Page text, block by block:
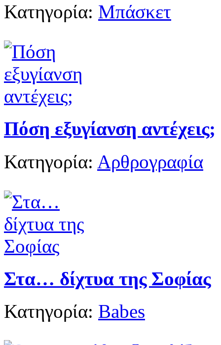
Κατηγορία: Μπάσκετ
Πόση εξυγίανση αντέχεις;
Κατηγορία: Αρθρογραφία
Στα… δίχτυα της Σοφίας
Κατηγορία: Babes